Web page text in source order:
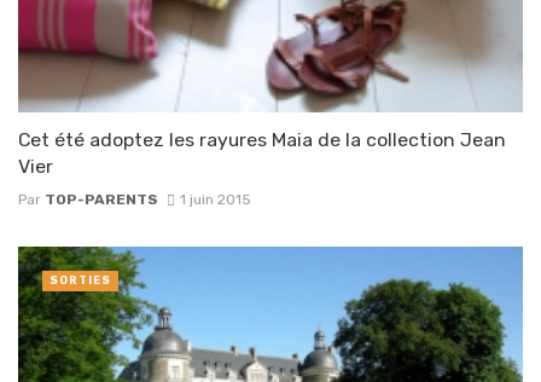
Cet été adoptez les rayures Maia de la collection Jean
Vier
Par TOP-PARENTS 1 juin 2015
SORTIES